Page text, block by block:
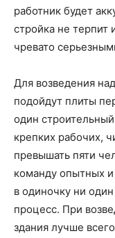
работник будет
стройка не терпит
чревато
Для возведения
подойдут плиты
один
крепких рабочих,
превышать пяти
команду опытных
в одиночку ни
процесс. При
здания лучше